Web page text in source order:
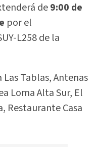
de9:00 de
por el
L258 de la
Las Tablas, Antenas
Loma Alta Sur, El
Restaurante Casa